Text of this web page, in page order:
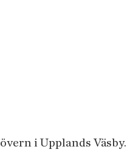
i Upplands Väsby.